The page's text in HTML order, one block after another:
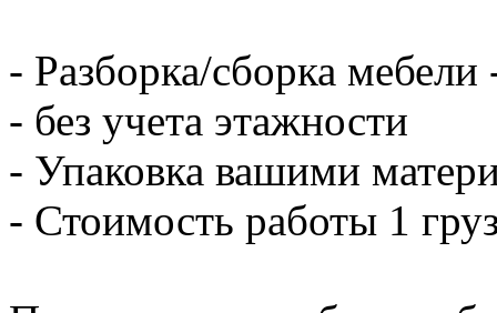
- Разборка/сборка мебели
- без учета этажности
- Упаковка вашими
- Стоимость работы 1